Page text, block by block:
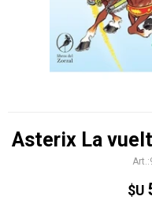
Asterix La
$U